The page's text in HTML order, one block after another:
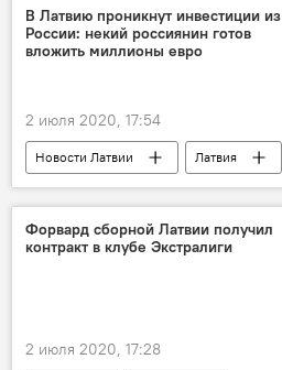
СМИ
свобода слова
В Латвию проникнут инвестиции из
России: некий россиянин готов
вложить миллионы евро
2 июля 2020, 17:54
Новости Латвии Латвия
инвестиции
Форвард сборной Латвии получил
контракт в клубе Экстралиги
2 июля 2020, 17:28